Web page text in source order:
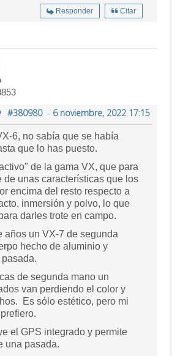
Responder Citar
#380980- 6 noviembre, 2022 17:15
6, no sabía que se había
que lo has puesto.
de la gama VX, que para
de unas características que los
encima del resto respecto a
inmersión y polvo, lo que
darles trote en campo.
años un VX-7 de segunda
hecho de aluminio y
de segunda mano un
van perdiendo el color y
Es sólo estético, pero mi
el GPS integrado y permite
una pasada.